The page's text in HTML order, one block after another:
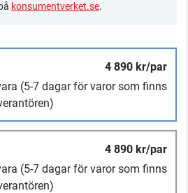
konsumentverket.se.
4 890 kr/par
(5-7 dagar för varor som finns
4 890 kr/par
(5-7 dagar för varor som finns